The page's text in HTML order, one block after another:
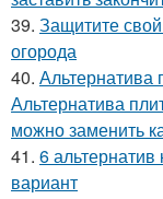
39. Защитите
огорода
40. Альтернатива
Альтернатива
можно заменить
41. 6
вариант